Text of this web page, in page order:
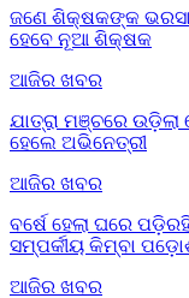
ଜଣେ ଶିକ୍ଷକଙ୍କ
ହେବେ ନୂଆ ଶିକ୍ଷକ
ଆଜିର ଖବର
ଯାତ୍ରା ମଞ୍ଚରେ
ହେଲେ ଅଭିନେତ୍ରୀ
ଆଜିର ଖବର
ବର୍ଷେ ହେଲା ଘରେ
ସମ୍ପର୍କୀୟ କିମ୍ବା
ଆଜିର ଖବର